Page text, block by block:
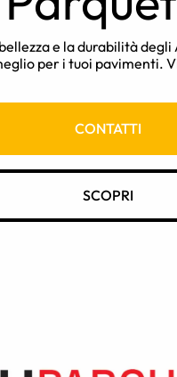
e la durabilità degli
per i tuoi pavimenti.
CONTATTI
SCOPRI